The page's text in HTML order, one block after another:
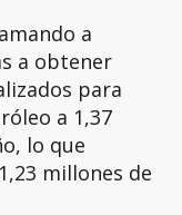
a
a obtener
para
a 1,37
lo que
millones de